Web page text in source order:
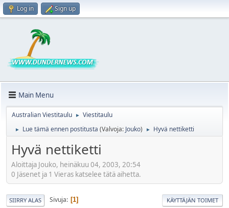
Log in Sign up
Main Menu
Australian Viestitaulu ► Viestitaulu
► Lue tämä ennen postitusta (Valvoja: Jouko) ► Hyvä nettiketti
Hyvä nettiketti
Aloittaja Jouko, heinäkuu 04, 2003, 20:54
0 Jäsenet ja 1 Vieras katselee tätä aihetta.
SIIRRY ALAS Sivuja 1 KÄYTTÄJÄN TOIMET